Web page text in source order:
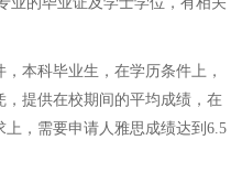
本科毕业生，在学历条件上，
提供在校期间的平均成绩，在
，需要申请人雅思成绩达到6.5